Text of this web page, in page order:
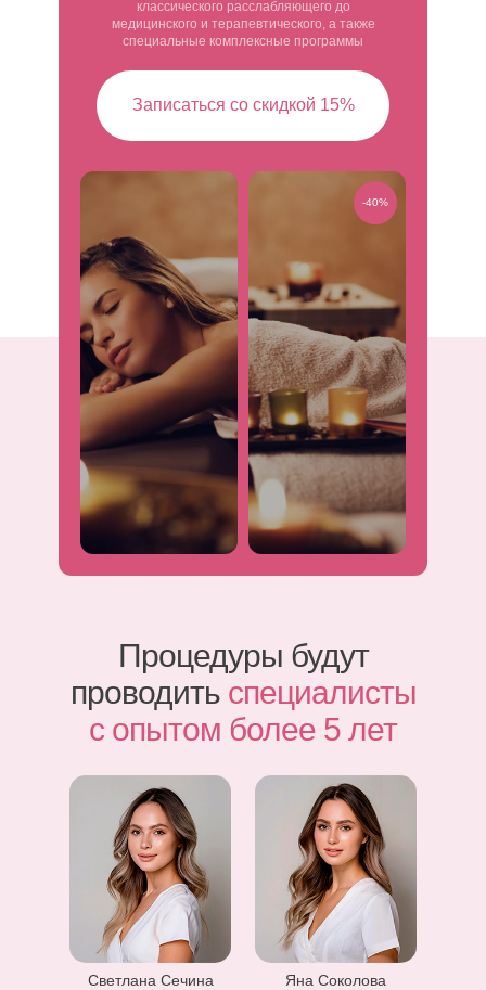
классического расслабляющего до
медицинского и терапевтического, а также
специальные комплексные программы
-40%
Записаться со скидкой 15%
Процедуры будут
проводить специалисты
с опытом более 5 лет
Светлана Сечина Яна Соколова